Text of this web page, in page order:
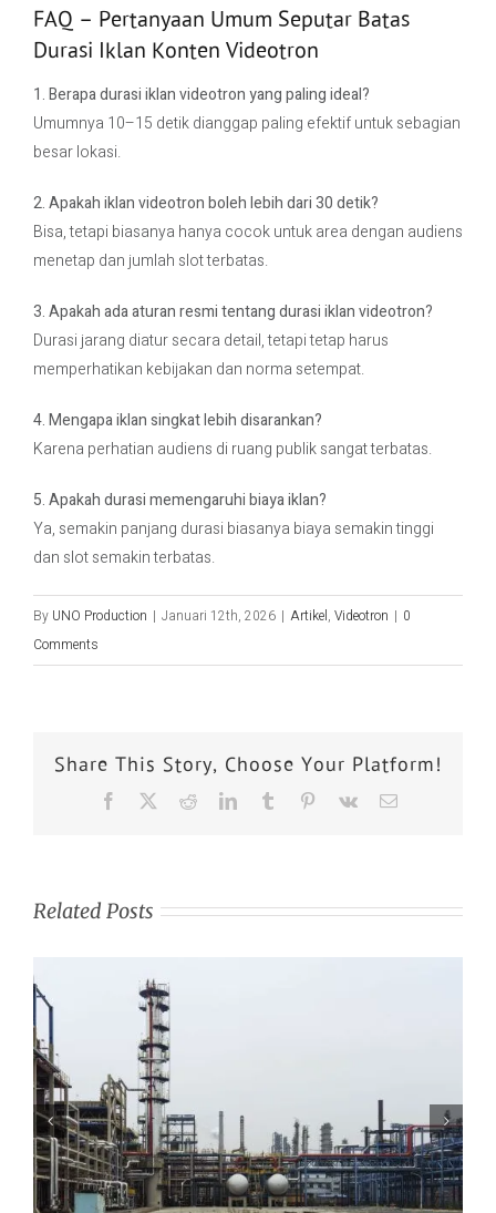
FAQ – Pertanyaan Umum Seputar Batas
Durasi Iklan Konten Videotron
1. Berapa durasi iklan videotron yang paling ideal?
Umumnya 10–15 detik dianggap paling efektif untuk sebagian
besar lokasi.
2. Apakah iklan videotron boleh lebih dari 30 detik?
Bisa, tetapi biasanya hanya cocok untuk area dengan audiens
menetap dan jumlah slot terbatas.
3. Apakah ada aturan resmi tentang durasi iklan videotron?
Durasi jarang diatur secara detail, tetapi tetap harus
memperhatikan kebijakan dan norma setempat.
4. Mengapa iklan singkat lebih disarankan?
Karena perhatian audiens di ruang publik sangat terbatas.
5. Apakah durasi memengaruhi biaya iklan?
Ya, semakin panjang durasi biasanya biaya semakin tinggi
dan slot semakin terbatas.
By UNO Production | Januari 12th, 2026 | Artikel, Videotron | 0
Comments
Share This Story, Choose Your Platform!
Related Posts